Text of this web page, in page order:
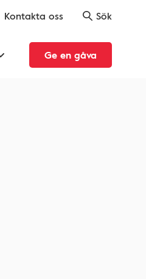
Kontakta oss Sök
Ge en gåva